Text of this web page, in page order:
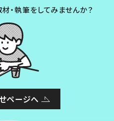
・執筆をしてみませんか？
ページへ